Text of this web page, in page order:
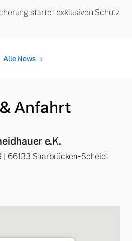
startet exklusiven Schutz
Alle News
Anfahrt
e.K.
| 66133 Saarbrücken-Scheidt